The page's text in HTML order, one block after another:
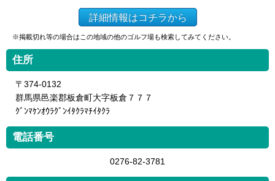
詳細情報はコチラから
※掲載切れ等の場合はこの地域の他のゴルフ場も検索してみてください。
住所
〒374-0132
群馬県邑楽郡板倉町大字板倉７７７
ｸﾞﾝﾏｹﾝｵｳﾗｸﾞﾝｲﾀｸﾗﾏﾁｲﾀｸﾗ
電話番号
0276-82-3781